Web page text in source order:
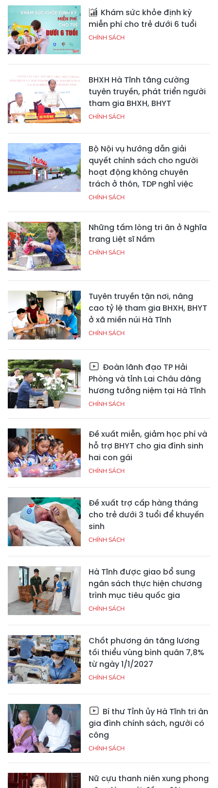
Khám sức khỏe định kỳ
miễn phí cho trẻ dưới 6 tuổi
CHÍNH SÁCH
BHXH Hà Tĩnh tăng cường
tuyên truyền, phát triển người
tham gia BHXH, BHYT
CHÍNH SÁCH
Bộ Nội vụ hướng dẫn giải
quyết chính sách cho người
hoạt động không chuyên
trách ở thôn, TDP nghỉ việc
CHÍNH SÁCH
Những tấm lòng tri ân ở Nghĩa
trang Liệt sĩ Nầm
CHÍNH SÁCH
Tuyên truyền tận nơi, nâng
cao tỷ lệ tham gia BHXH, BHYT
ở xã miền núi Hà Tĩnh
CHÍNH SÁCH
Đoàn lãnh đạo TP Hải
Phòng và tỉnh Lai Châu dâng
hương tưởng niệm tại Hà Tĩnh
CHÍNH SÁCH
Đề xuất miễn, giảm học phí và
hỗ trợ BHYT cho gia đình sinh
hai con gái
CHÍNH SÁCH
Đề xuất trợ cấp hàng tháng
cho trẻ dưới 3 tuổi để khuyến
sinh
CHÍNH SÁCH
Hà Tĩnh được giao bổ sung
ngân sách thực hiện chương
trình mục tiêu quốc gia
CHÍNH SÁCH
Chốt phương án tăng lương
tối thiểu vùng bình quân 7,8%
từ ngày 1/1/2027
CHÍNH SÁCH
Bí thư Tỉnh ủy Hà Tĩnh tri ân
gia đình chính sách, người có
công
CHÍNH SÁCH
Nữ cựu thanh niên xung phong